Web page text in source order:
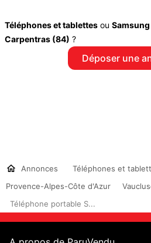
Téléphones et tablettes ou Samsung
Carpentras (84) ?
Déposer une
Annonces
Téléphones et
Provence-Alpes-Côte d'Azur
Téléphone portable S...